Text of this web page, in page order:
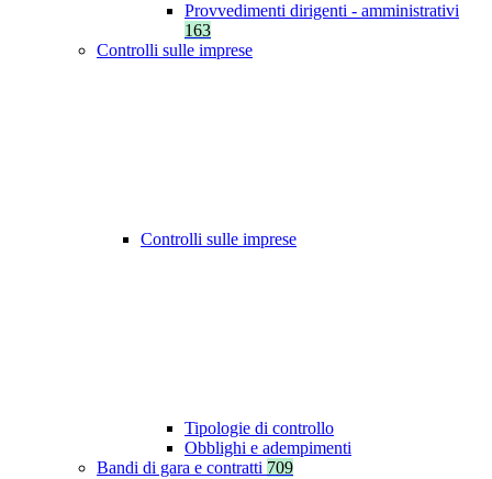
Provvedimenti dirigenti - amministrativi
163
Controlli sulle imprese
Controlli sulle imprese
Tipologie di controllo
Obblighi e adempimenti
Bandi di gara e contratti 709